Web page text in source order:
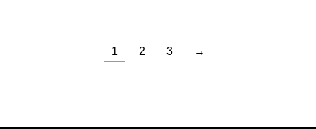
1 2 3 →